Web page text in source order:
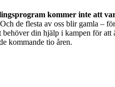
kommer inte att
de flesta av oss blir gamla –
din hjälp i kampen för
kommande tio åren.